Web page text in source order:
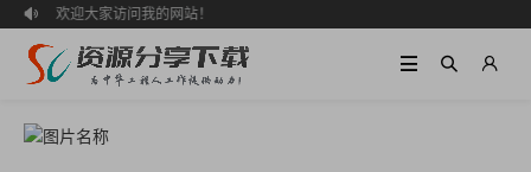
 欢迎大家访问我的网站！